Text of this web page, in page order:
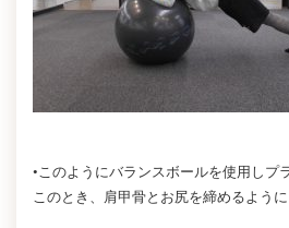
•このようにバランスボールを使用しプ
このとき、肩甲骨とお尻を締めるように